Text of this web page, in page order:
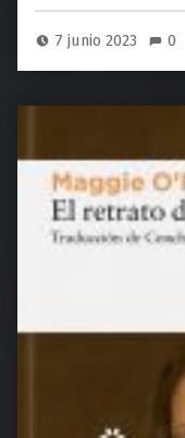
7 junio 2023 0